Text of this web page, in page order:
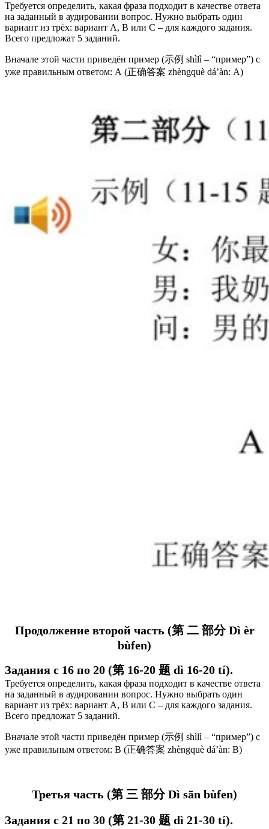
Требуется определить, какая фраза подходит в качестве ответа
на заданный в аудировании вопрос. Нужно выбрать один
вариант из трёх: вариант А, В или С – для каждого задания.
Всего предложат 5 заданий.
Вначале этой части приведён пример (示例 shìlì – “пример”) с
уже правильным ответом: А (正确答案 zhèngquè dá’àn: А)
Продолжение второй часть (第 二 部分 Dì èr
bùfen)
Задания с 16 по 20 (第 16-20 题 dì 16-20 tí).
Требуется определить, какая фраза подходит в качестве ответа
на заданный в аудировании вопрос. Нужно выбрать один
вариант из трёх: вариант А, В или С – для каждого задания.
Всего предложат 5 заданий.
Вначале этой части приведён пример (示例 shìlì – “пример”) с
уже правильным ответом: В (正确答案 zhèngquè dá’àn: В)
Третья часть (第 三 部分 Dì sān bùfen)
Задания с 21 по 30 (第 21-30 题 dì 21-30 tí).